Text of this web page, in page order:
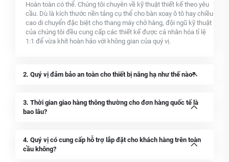
Hoàn toàn có thể. Chúng tôi chuyên về kỹ thuật thiết kế theo yêu
cầu. Dù là kích thước nền tảng cụ thể cho bàn xoay ô tô hay chiều
cao di chuyển đặc biệt cho thang máy chở hàng, đội ngũ kỹ thuật
của chúng tôi đều cung cấp các thiết kế được cá nhân hóa tỉ lệ
1:1 để vừa khít hoàn hảo với không gian của quý vị.
2. Quý vị đảm bảo an toàn cho thiết bị nâng hạ như thế nào?
3. Thời gian giao hàng thông thường cho đơn hàng quốc tế là
bao lâu?
4. Quý vị có cung cấp hỗ trợ lắp đặt cho khách hàng trên toàn
cầu không?